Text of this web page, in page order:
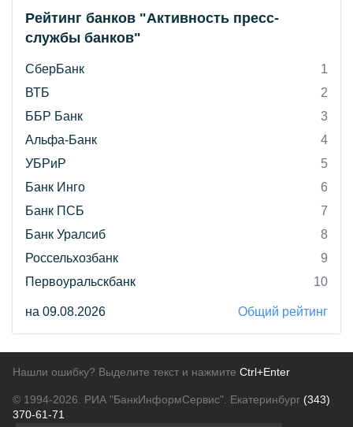
Рейтинг банков "Активность пресс-
службы банков"
СберБанк
1
ВТБ
2
ББР Банк
3
Альфа-Банк
4
УБРиР
5
Банк Инго
6
Банк ПСБ
7
Банк Уралсиб
8
Россельхозбанк
9
Первоуральскбанк
10
на 09.08.2026 Общий рейтинг
Нашли ошибку? Выделите текст и нажмите Ctrl+Enter
© 1994-2026. РИА "БанкИнформСервис". Екатеринбург (343)
370-61-71